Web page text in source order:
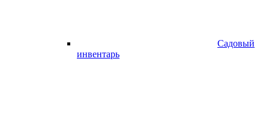
Садовый
инвентарь